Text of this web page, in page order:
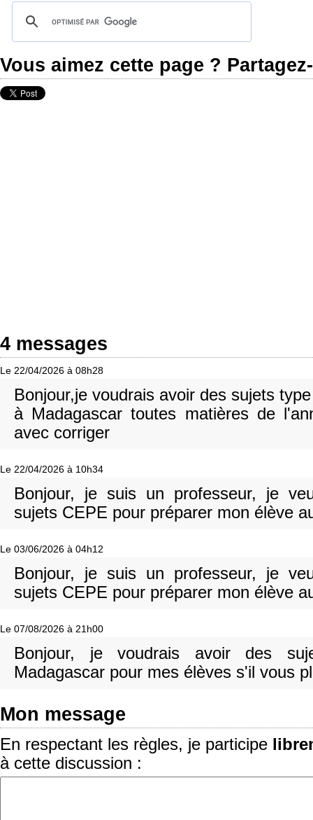
Vous aimez cette page ?
4 messages
Le 22/04/2026 à 08h28
Bonjour,je voudrais avoir des sujets
à Madagascar toutes matières de
avec corriger
Le 22/04/2026 à 10h34
Bonjour, je suis un professeur, je
sujets CEPE pour préparer mon élève
Le 03/06/2026 à 04h12
Bonjour, je suis un professeur, je
sujets CEPE pour préparer mon élève
Le 07/08/2026 à 21h00
Bonjour, je voudrais avoir des
Madagascar pour mes élèves s'il vous
Mon message
En respectant les règles, je participe
à cette discussion :